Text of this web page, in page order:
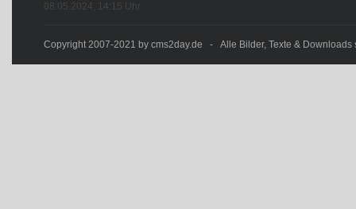
08.05.2024, 14:15 Uhr
Copyright 2007-2021 by cms2day.de - Alle Bilder, Texte & Downloads